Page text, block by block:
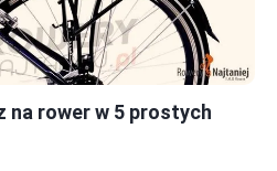
rower w 5 prostych